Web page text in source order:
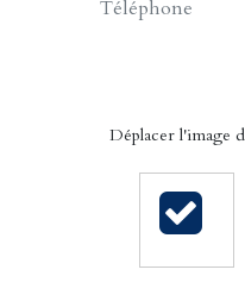
Déplacer l'image